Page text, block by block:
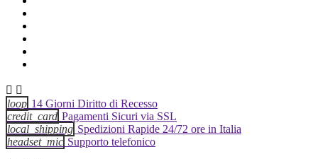
 
loop 14 Giorni Diritto di Recesso
credit_card Pagamenti Sicuri via SSL
local_shipping Spedizioni Rapide 24/72 ore in Italia
headset_mic Supporto telefonico